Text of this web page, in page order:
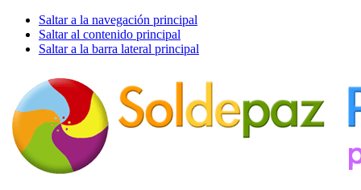
Saltar a la navegación principal
Saltar al contenido principal
Saltar a la barra lateral principal